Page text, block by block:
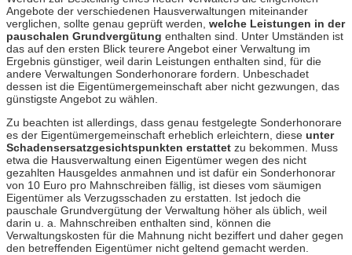
Angebote der verschiedenen Hausverwaltungen miteinander
verglichen, sollte genau geprüft werden, welche Leistungen in der
pauschalen Grundvergütung enthalten sind. Unter Umständen ist
das auf den ersten Blick teurere Angebot einer Verwaltung im
Ergebnis günstiger, weil darin Leistungen enthalten sind, für die
andere Verwaltungen Sonderhonorare fordern. Unbeschadet
dessen ist die Eigentümergemeinschaft aber nicht gezwungen, das
günstigste Angebot zu wählen.
Zu beachten ist allerdings, dass genau festgelegte Sonderhonorare
es der Eigentümergemeinschaft erheblich erleichtern, diese unter
Schadensersatzgesichtspunkten erstattet zu bekommen. Muss
etwa die Hausverwaltung einen Eigentümer wegen des nicht
gezahlten Hausgeldes anmahnen und ist dafür ein Sonderhonorar
von 10 Euro pro Mahnschreiben fällig, ist dieses vom säumigen
Eigentümer als Verzugsschaden zu erstatten. Ist jedoch die
pauschale Grundvergütung der Verwaltung höher als üblich, weil
darin u. a. Mahnschreiben enthalten sind, können die
Verwaltungskosten für die Mahnung nicht beziffert und daher gegen
den betreffenden Eigentümer nicht geltend gemacht werden.